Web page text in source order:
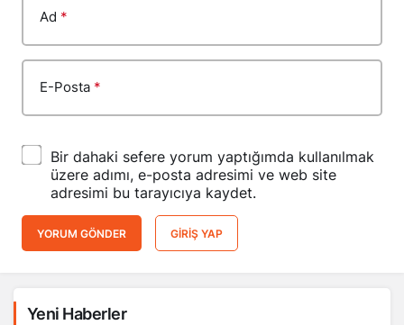
Ad *
E-Posta *
Bir dahaki sefere yorum yaptığımda kullanılmak
üzere adımı, e-posta adresimi ve web site
adresimi bu tarayıcıya kaydet.
YORUM GÖNDER GIRIŞ YAP
Yeni Haberler